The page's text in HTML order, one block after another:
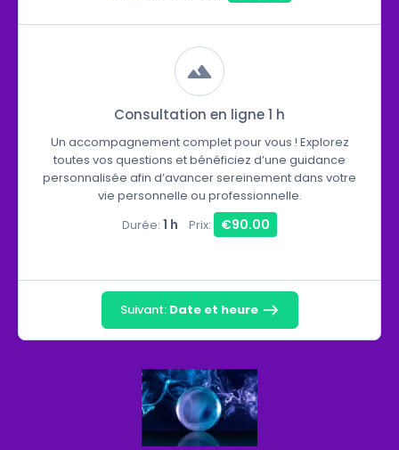
Consultation en ligne 1 h
Un accompagnement complet pour vous ! Explorez
toutes vos questions et bénéficiez d’une guidance
personnalisée afin d’avancer sereinement dans votre
vie personnelle ou professionnelle.
Durée: 1 h Prix: €90.00
Suivant: Date et heure